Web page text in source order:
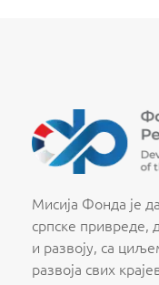
Мисија Фонда је
српске привреде,
и развоју, са
развоја свих